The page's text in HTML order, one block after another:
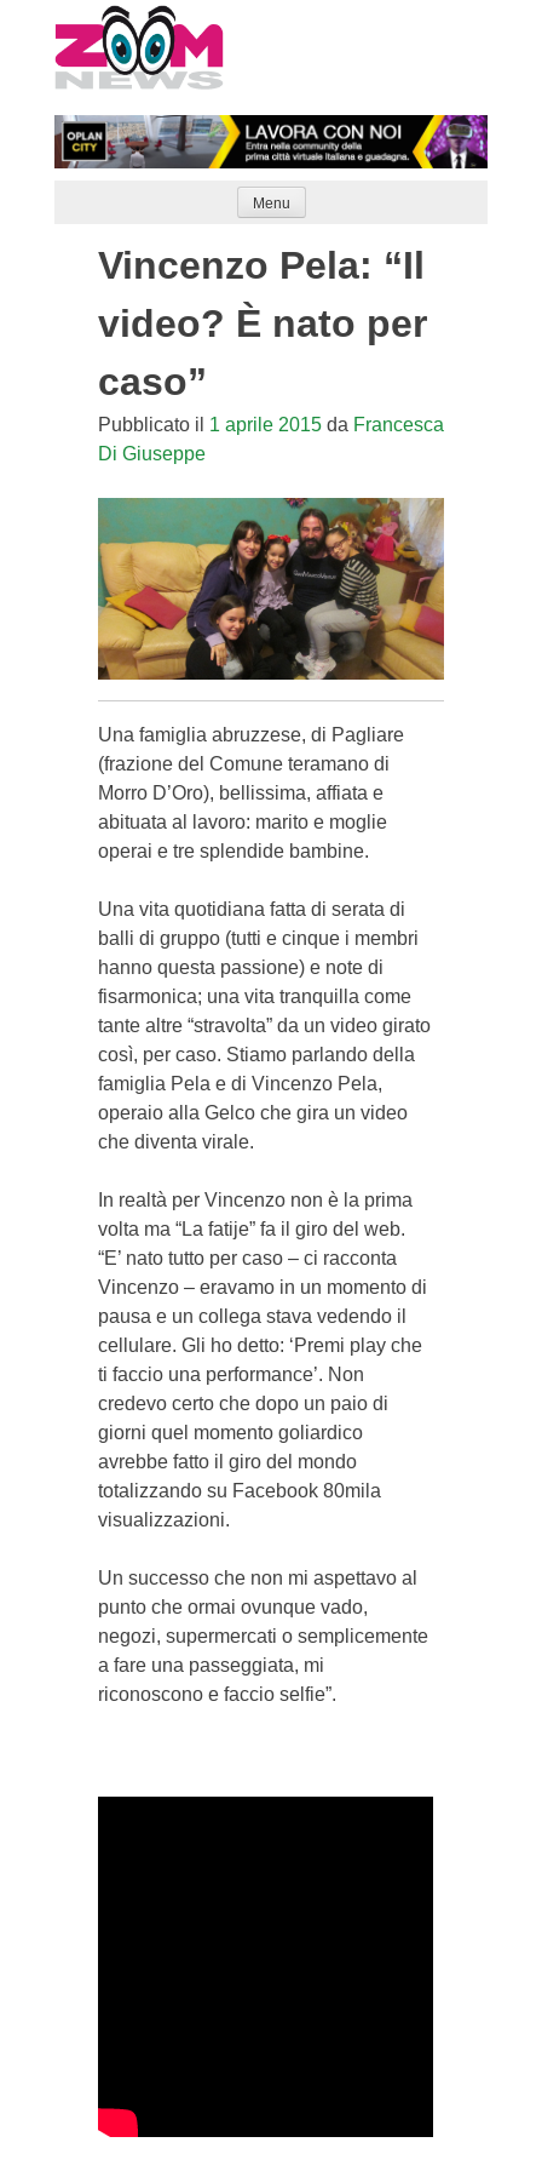
to
content
Menu
Vincenzo Pela: “Il
video? È nato per
caso”
Pubblicato il 1 aprile 2015da Francesca
Di Giuseppe
Una famiglia abruzzese, di Pagliare
(frazione del Comune teramano di
Morro D’Oro), bellissima, affiata e
abituata al lavoro: marito e moglie
operai e tre splendide bambine.
Una vita quotidiana fatta di serata di
balli di gruppo (tutti e cinque i membri
hanno questa passione) e note di
fisarmonica; una vita tranquilla come
tante altre “stravolta” da un video girato
così, per caso. Stiamo parlando della
famiglia Pela e di Vincenzo Pela,
operaio alla Gelco che gira un video
che diventa virale.
In realtà per Vincenzo non è la prima
volta ma “La fatije” fa il giro del web.
“E’ nato tutto per caso – ci racconta
Vincenzo – eravamo in un momento di
pausa e un collega stava vedendo il
cellulare. Gli ho detto: ‘Premi play che
ti faccio una performance’. Non
credevo certo che dopo un paio di
giorni quel momento goliardico
avrebbe fatto il giro del mondo
totalizzando su Facebook 80mila
visualizzazioni.
Un successo che non mi aspettavo al
punto che ormai ovunque vado,
negozi, supermercati o semplicemente
a fare una passeggiata, mi
riconoscono e faccio selfie”.